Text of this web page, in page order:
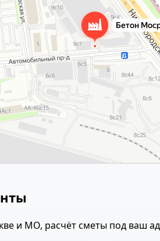
и МО, расчёт сметы под ваш